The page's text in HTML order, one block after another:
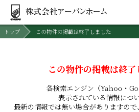
トップ この物件の掲載は終了しました
この物件の掲載は終
各検索エンジン（Yahoo・
表示されている情報につい
最新の情報では無い場合がありますので、